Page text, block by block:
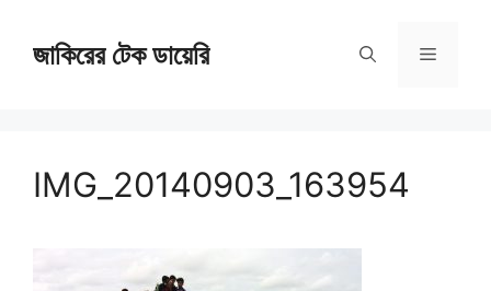
জাকিরের টেক ডায়েরি Menu
IMG_20140903_163954